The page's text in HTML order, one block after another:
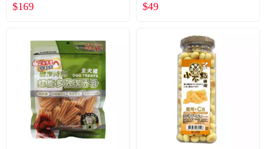
關於我們
合作提案
購物流程
會員專區
常見問題
$169 $49